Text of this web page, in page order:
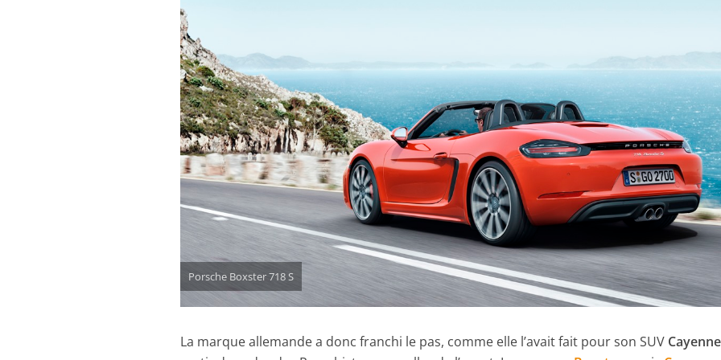
Porsche Boxster 718 S
La marque allemande a donc franchi le pas, comme elle l’avait fait pour son SUV Cayenne